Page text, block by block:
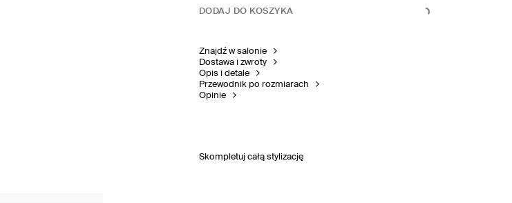
DODAJ DO KOSZYKA
Znajdź w salonie
Dostawa i zwroty
Opis i detale
Przewodnik po rozmiarach
Opinie
Skompletuj całą stylizację